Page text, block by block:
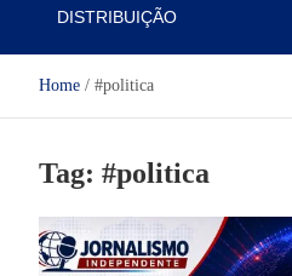
DISTRIBUIÇÃO
Home #politica
Tag: #politica